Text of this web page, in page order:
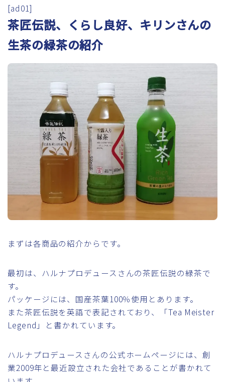
[ad01]
茶匠伝説、くらし良好、キリンさんの
生茶の緑茶の紹介
まずは各商品の紹介からです。
最初は、ハルナプロデュースさんの茶匠伝説の緑茶で
す。
パッケージには、国産茶葉100％使用とあります。
また茶匠伝説を英語で表記されており、「Tea Meister
Legend」と書かれています。
ハルナプロデュースさんの公式ホームページには、創
業2009年と最近設立された会社であることが書かれて